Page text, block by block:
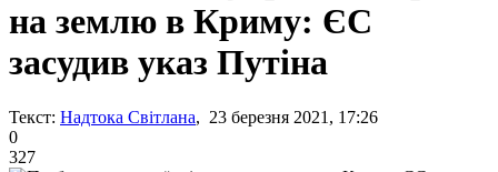
на землю в Криму: ЄС
засудив указ Путіна
Текст: Надтока Світлана, 23 березня 2021, 17:26
0
327